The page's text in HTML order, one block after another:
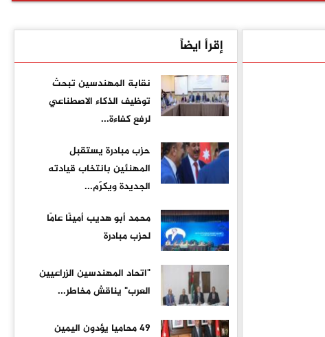
إقرأ ايضاً
نقابة المهندسين تبحث
توظيف الذكاء الاصطناعي
لرفع كفاءة...
حزب مبادرة يستقبل
المهنئين بانتخاب قيادته
الجديدة ويكرّم...
محمد أبو هديب أمينًا عامًا
لحزب مبادرة
"اتحاد المهندسين الزراعيين
العرب" يناقش مخاطر...
49 محاميا يؤدون اليمين